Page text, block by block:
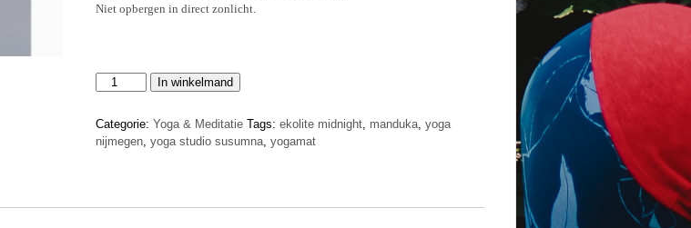
Niet opbergen in direct zonlicht.
Manduka
midnight
(blauw)
In winkelmand
Categorie: Yoga & Meditatie Tags: ekolite midnight, manduka, yoga
nijmegen, yoga studio susumna, yogamat